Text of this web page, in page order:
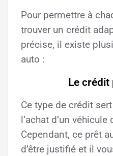
Pour permettre à
trouver un crédit
précise, il existe
auto :
Le crédit
Ce type de crédit
l’achat d’un véhicule
Cependant, ce prêt
d’être justifié et il